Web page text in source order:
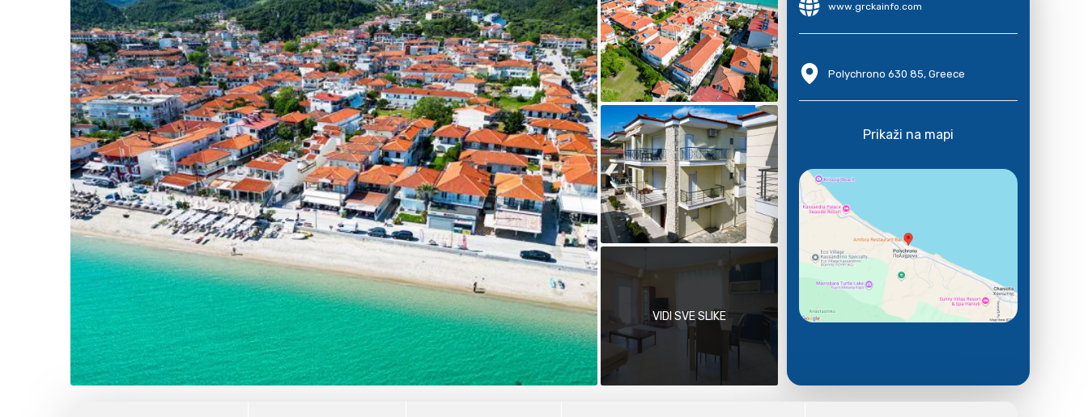
VIDI SVE SLIKE
www.grckainfo.com
Polychrono 630 85, Greece
Prikaži na mapi